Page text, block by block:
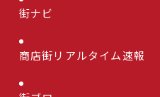
街ナビ
商店街リアルタイム速報